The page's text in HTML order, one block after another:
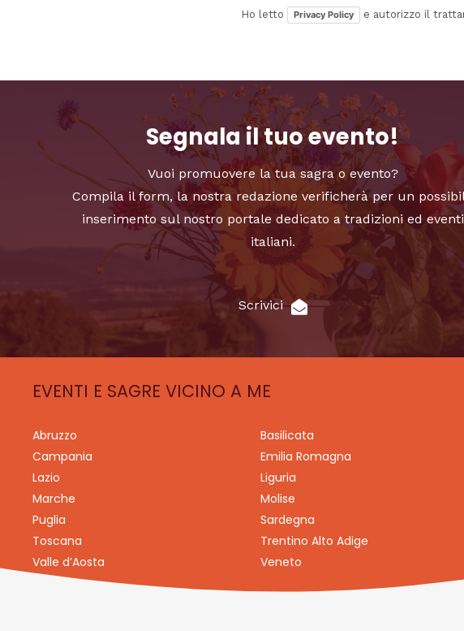
Ho letto Privacy Policy e autorizzo il
Segnala il tuo evento!
Vuoi promuovere la tua sagra o evento?
Compila il form, la nostra redazione verificherà per un
inserimento sul nostro portale dedicato a tradizioni ed eventi
italiani.
Scrivici
EVENTI E SAGRE VICINO A ME
Abruzzo Basilicata
Campania
Emilia Romagna
Lazio
Liguria
Marche
Molise
Puglia
Sardegna
Toscana
Trentino Alto Adige
Valle d’Aosta
Veneto